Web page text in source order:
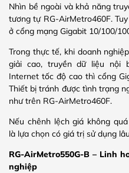
Nhìn bề ngoài và khả năng
tương tự RG-AirMetro460F.
ở cổng mạng Gigabit 10/100/
Trong thực tế, khi doanh
giải cao, truyền dữ liệu nội
Internet tốc độ cao thì cổng
Thiết bị tránh được tình trạng
như trên RG-AirMetro460F.
Nếu chênh lệch giá không
là lựa chọn có giá trị sử dụng
RG-AirMetro550G-B – Linh
nghiệp